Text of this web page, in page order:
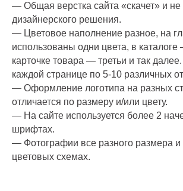
— Общая верстка сайта «скачет» и не
дизайнерского решения.
— Цветовое наполнение разное, на
использованы одни цвета, в каталоге
карточке товара — третьи и так
каждой странице по 5-10 различных
— Оформление логотипа на разных
отличается по размеру и/или цвету.
— На сайте используется более 2
шрифтах.
— Фотографии все разного размера и
цветовых схемах.